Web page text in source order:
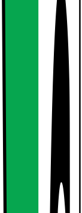
på opptil 50